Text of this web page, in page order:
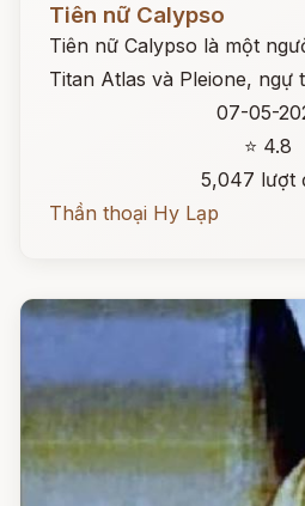
Tiên nữ Calypso
Tiên nữ Calypso là một
Titan Atlas và Pleione, ngự
07-05-
⭐ 4.8
5,047 lượt
Thần thoại Hy Lạp